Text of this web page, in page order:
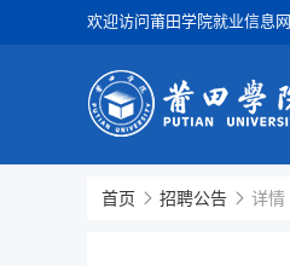
欢迎访问莆田学院就业信息网
首页 招聘公告 详情